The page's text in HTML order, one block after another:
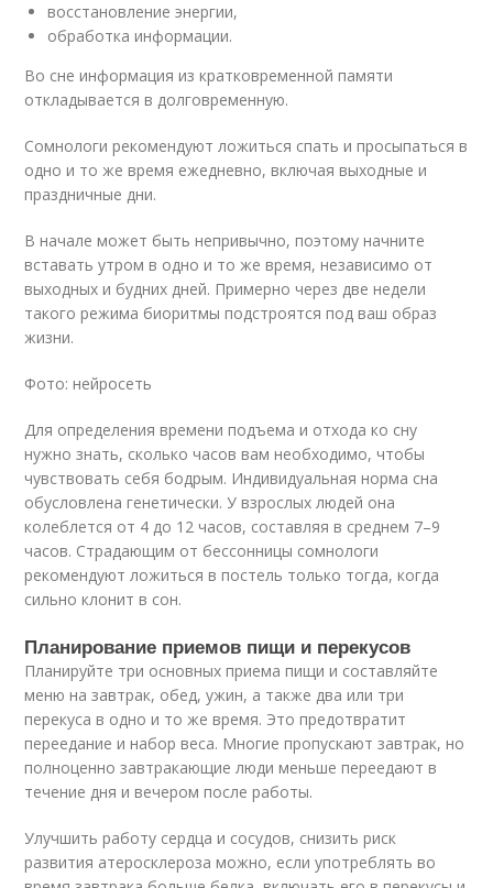
восстановление энергии,
обработка информации.
Во сне информация из кратковременной памяти
откладывается в долговременную.
Сомнологи рекомендуют ложиться спать и просыпаться в
одно и то же время ежедневно, включая выходные и
праздничные дни.
В начале может быть непривычно, поэтому начните
вставать утром в одно и то же время, независимо от
выходных и будних дней. Примерно через две недели
такого режима биоритмы подстроятся под ваш образ
жизни.
Фото: нейросеть
Для определения времени подъема и отхода ко сну
нужно знать, сколько часов вам необходимо, чтобы
чувствовать себя бодрым. Индивидуальная норма сна
обусловлена генетически. У взрослых людей она
колеблется от 4 до 12 часов, составляя в среднем 7–9
часов. Страдающим от бессонницы сомнологи
рекомендуют ложиться в постель только тогда, когда
сильно клонит в сон.
Планирование приемов пищи и перекусов
Планируйте три основных приема пищи и составляйте
меню на завтрак, обед, ужин, а также два или три
перекуса в одно и то же время. Это предотвратит
переедание и набор веса. Многие пропускают завтрак, но
полноценно завтракающие люди меньше переедают в
течение дня и вечером после работы.
Улучшить работу сердца и сосудов, снизить риск
развития атеросклероза можно, если употреблять во